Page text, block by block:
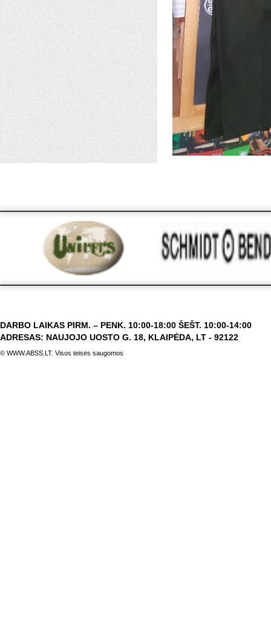
DARBO LAIKAS PIRM. – PENK. 10:00-18:00 ŠEŠT. 10:00-14:00
ADRESAS: NAUJOJO UOSTO G. 18, KLAIPĖDA, LT - 92122
© WWW.ABSS.LT. Visos teisės saugomos